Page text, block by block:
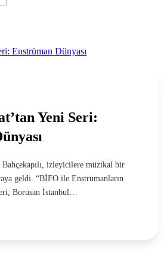
Enstrüman Dünyası
Yeni Seri:
izleyicilere müzikal bir
geldi. “BİFO ile Enstrümanların
Borusan İstanbul…